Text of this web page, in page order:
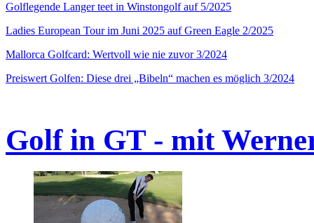
Golflegende Langer teet in Winstongolf auf 5/2025
Ladies European Tour im Juni 2025 auf Green Eagle 2/2025
Mallorca Golfcard: Wertvoll wie nie zuvor 3/2024
Preiswert Golfen: Diese drei „Bibeln“ machen es möglich 3/2024
Golf in GT - mit